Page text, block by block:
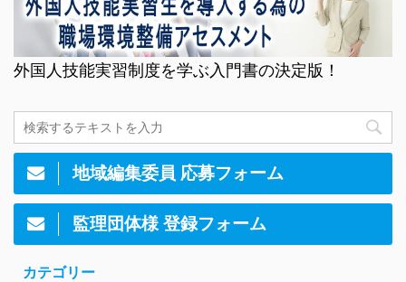
外国人技能実習制度を学ぶ入門書の決定版！
地域編集委員 応募フォーム
監理団体様 登録フォーム
カテゴリー